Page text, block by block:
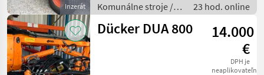
Inzerát
Komunálne stroje /
Ostatné komunálne
náradia
23 hod. online
Dücker DUA 800
14.000
€
DPH je
neaplikovateľné